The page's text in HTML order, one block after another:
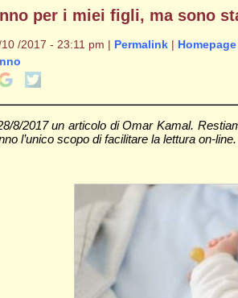
per i miei figli, ma sono
/2017 - 23:11 pm | Permalink| Homepage
8/2017 un articolo di Omar Kamal.
l’unico scopo di facilitare la lettura on-